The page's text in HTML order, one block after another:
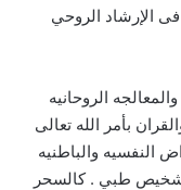
الإرشاد الروحي
الروحانيه
بأمر الله تعالى
النفسيه والباطنيه
تشخيص طبي . كالسحر